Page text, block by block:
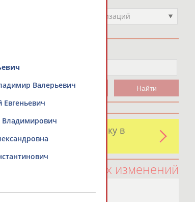
Выберите другой тип организаций
какую-либо ошибку в
100 последних изменений
Валерьевич